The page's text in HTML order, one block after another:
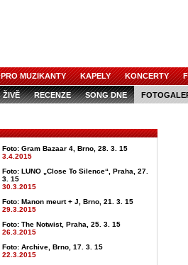
PRO MUZIKANTY KAPELY KONCERTY
ŽIVĚ RECENZE SONG DNE
Foto: Gram Bazaar 4, Brno, 28. 3. 15
3.4.2015
Foto: LUNO „Close To Silence“, Praha, 27.
3. 15
30.3.2015
Foto: Manon meurt + J, Brno, 21. 3. 15
29.3.2015
Foto: The Notwist, Praha, 25. 3. 15
26.3.2015
Foto: Archive, Brno, 17. 3. 15
22.3.2015